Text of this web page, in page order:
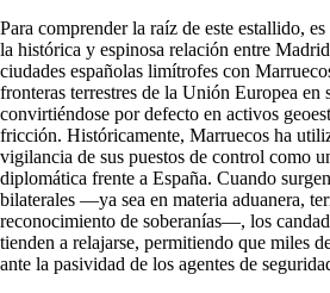
Para comprender la raíz de este estallido,
la histórica y espinosa relación entre
ciudades españolas limítrofes con
fronteras terrestres de la Unión Europea en
convirtiéndose por defecto en activos
fricción. Históricamente, Marruecos ha
vigilancia de sus puestos de control como
diplomática frente a España. Cuando
bilaterales —ya sea en materia aduanera,
reconocimiento de soberanías—, los
tienden a relajarse, permitiendo que miles
ante la pasividad de los agentes de